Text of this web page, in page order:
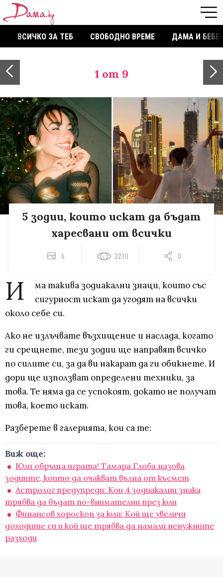
ВСИЧКО ЗА ТЕБ СВОБОДНО ВРЕМЕ ДАМА И БЕБЕ
1 от 9
5 зодии, които искат да бъдат
харесвани от всички
6 2210 0
И
ма такива зодиакални знаци, които със
сигурност искат да угодят на всички
около себе си.
Ако не излъчвате възхищение и наслада, когато
ги срещнете, тези зодии ще направят всичко
по силите си, за да ви накарат да ги обикнете. И
дори ще използват определени техники, за
това. Те няма да се успокоят, докато не получат
това, което искат.
Разберете в галерията, кои са те:
Виж още:
Юли обръща играта! Тамара Глоба назова
зодиите, които да очакват вълна от късмет
Астролог предупреди: Кои 4 зодиакални знака
трябва да бъдат по-внимателни през юли
Финансов хороскоп за юли: Кой ще увеличи
доходите си и кой ще трябва да намали ненужните
разходи